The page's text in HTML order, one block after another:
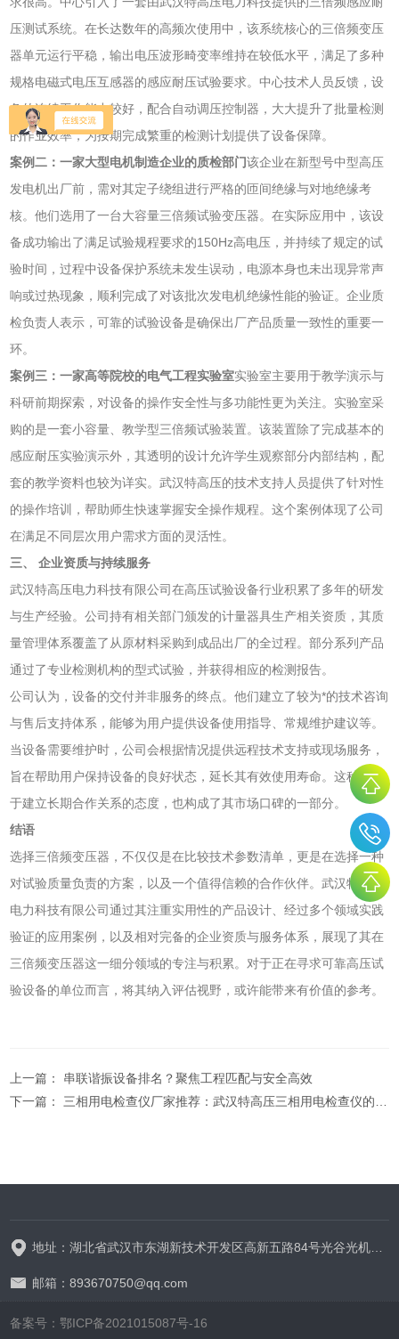
压测试系统。在长达数年的高频次使用中，该系统核心的三倍频变压
器单元运行平稳，输出电压波形畸变率维持在较低水平，满足了多种
规格电磁式电压互感器的感应耐压试验要求。中心技术人员反馈，设
备的连续工作能力较好，配合自动调压控制器，大大提升了批量检测
的作业效率，为按期完成繁重的检测计划提供了设备保障。
案例二：一家大型电机制造企业的质检部门该企业在新型号中型高压
发电机出厂前，需对其定子绕组进行严格的匝间绝缘与对地绝缘考
核。他们选用了一台大容量三倍频试验变压器。在实际应用中，该设
备成功输出了满足试验规程要求的150Hz高电压，并持续了规定的试
验时间，过程中设备保护系统未发生误动，电源本身也未出现异常声
响或过热现象，顺利完成了对该批次发电机绝缘性能的验证。企业质
检负责人表示，可靠的试验设备是确保出厂产品质量一致性的重要一
环。
案例三：一家高等院校的电气工程实验室实验室主要用于教学演示与
科研前期探索，对设备的操作安全性与多功能性更为关注。实验室采
购的是一套小容量、教学型三倍频试验装置。该装置除了完成基本的
感应耐压实验演示外，其透明的设计允许学生观察部分内部结构，配
套的教学资料也较为详实。武汉特高压的技术支持人员提供了针对性
的操作培训，帮助师生快速掌握安全操作规程。这个案例体现了公司
在满足不同层次用户需求方面的灵活性。
三、 企业资质与持续服务
武汉特高压电力科技有限公司在高压试验设备行业积累了多年的研发
与生产经验。公司持有相关部门颁发的计量器具生产相关资质，其质
量管理体系覆盖了从原材料采购到成品出厂的全过程。部分系列产品
通过了专业检测机构的型式试验，并获得相应的检测报告。
公司认为，设备的交付并非服务的终点。他们建立了较为*的技术咨询
与售后支持体系，能够为用户提供设备使用指导、常规维护建议等。
当设备需要维护时，公司会根据情况提供远程技术支持或现场服务，
旨在帮助用户保持设备的良好状态，延长其有效使用寿命。这种致力
于建立长期合作关系的态度，也构成了其市场口碑的一部分。
结语
选择三倍频变压器，不仅仅是在比较技术参数清单，更是在选择一种
对试验质量负责的方案，以及一个值得信赖的合作伙伴。武汉特高压
电力科技有限公司通过其注重实用性的产品设计、经过多个领域实践
验证的应用案例，以及相对完备的企业资质与服务体系，展现了其在
三倍频变压器这一细分领域的专注与积累。对于正在寻求可靠高压试
验设备的单位而言，将其纳入评估视野，或许能带来有价值的参考。
上一篇： 串联谐振设备排名？聚焦工程匹配与安全高效
下一篇：三相用电检查仪厂家推荐：武汉特高压三相用电检查仪的适配性探讨
地址：湖北省武汉市东湖新技术开发区高新五路84号光谷光机电产业园6栋
邮箱：893670750@qq.com
备案号：鄂ICP备2021015087号-16